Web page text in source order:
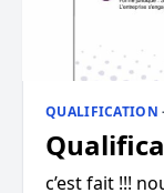
QUALIFICATION
c’est fait !!!